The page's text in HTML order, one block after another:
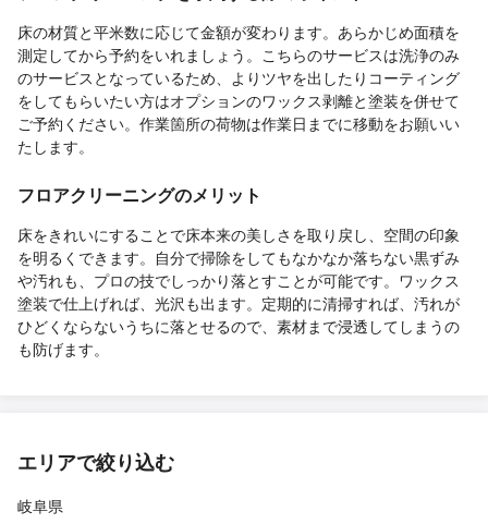
床の材質と平米数に応じて金額が変わります。あらかじめ面積を
測定してから予約をいれましょう。こちらのサービスは洗浄のみ
のサービスとなっているため、よりツヤを出したりコーティング
をしてもらいたい方はオプションのワックス剥離と塗装を併せて
ご予約ください。作業箇所の荷物は作業日までに移動をお願いい
たします。
フロアクリーニングのメリット
床をきれいにすることで床本来の美しさを取り戻し、空間の印象
を明るくできます。自分で掃除をしてもなかなか落ちない黒ずみ
や汚れも、プロの技でしっかり落とすことが可能です。ワックス
塗装で仕上げれば、光沢も出ます。定期的に清掃すれば、汚れが
ひどくならないうちに落とせるので、素材まで浸透してしまうの
も防げます。
エリアで絞り込む
岐阜県